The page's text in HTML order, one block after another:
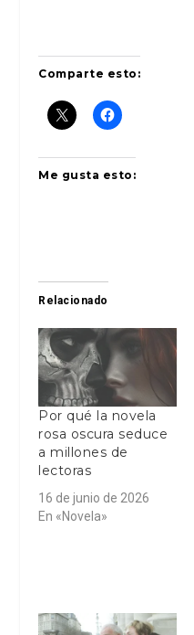
Comparte esto:
Me gusta esto:
Relacionado
Por qué la novela
rosa oscura seduce
a millones de
lectoras
16 de junio de 2026
En «Novela»